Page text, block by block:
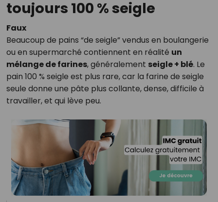
toujours 100 % seigle
Faux
Beaucoup de pains “de seigle” vendus en boulangerie
ou en supermarché contiennent en réalité un
mélange de farines, généralement seigle + blé. Le
pain 100 % seigle est plus rare, car la farine de seigle
seule donne une pâte plus collante, dense, difficile à
travailler, et qui lève peu.